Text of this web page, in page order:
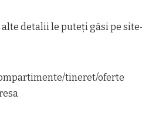
detalii le puteţi găsi pe
tineret/oferte